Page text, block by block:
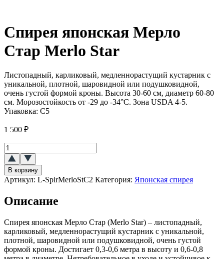
Спирея японская Мерло
Стар Merlo Star
Листопадный, карликовый, медленнорастущий кустарник с
уникальной, плотной, шаровидной или подушковидной,
очень густой формой кроны. Высота 30-60 см, диаметр 60-80
см. Морозостойкость от -29 до -34°C. Зона USDA 4-5.
Упаковка: С5
1 500 ₽
Количество
товара
Спирея
японская
Мерло
(Merlo
В корзину
Артикул: L-SpirMerloStC2 Категория: Японская спирея
Описание
Спирея японская Мерло Стар (Merlo Star) – листопадный,
карликовый, медленнорастущий кустарник с уникальной,
плотной, шаровидной или подушковидной, очень густой
формой кроны. Достигает 0,3-0,6 метра в высоту и 0,6-0,8